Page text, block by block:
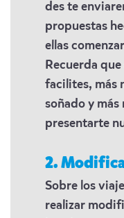
des te
propuestas
ellas
Recuerda
facilites, más
soñado y
presentarte
2.
Sobre los
realizar